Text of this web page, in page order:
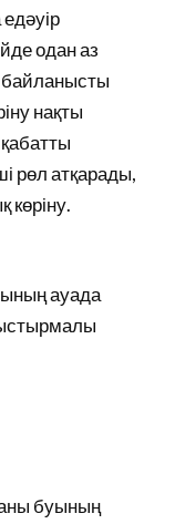
одан аз
байланысты
нақты
рөл атқарады,
көріну.
ауада
буының